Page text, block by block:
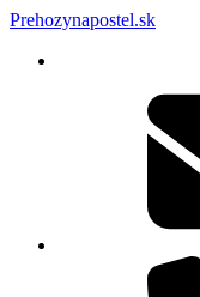
Prehozynapostel.sk